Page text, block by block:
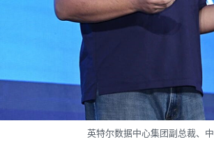
英特尔数据中心集团副总裁、